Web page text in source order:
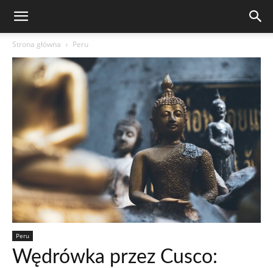
Strona główna Peru
Peru
Wędrówka przez Cusco: